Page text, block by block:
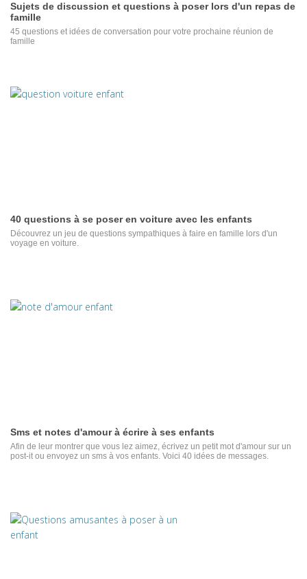
Sujets de discussion et questions à poser lors d'un repas de
famille
45 questions et idées de conversation pour votre prochaine réunion de
famille
40 questions à se poser en voiture avec les enfants
Découvrez un jeu de questions sympathiques à faire en famille lors d'un
voyage en voiture.
Sms et notes d'amour à écrire à ses enfants
Afin de leur montrer que vous lez aimez, écrivez un petit mot d'amour sur un
post-it ou envoyez un sms à vos enfants. Voici 40 idées de messages.